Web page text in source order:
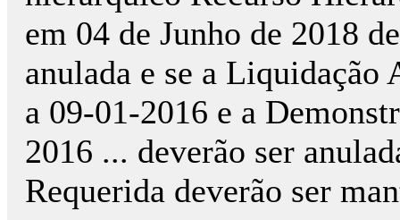
em 04 de Junho de 2018
anulada e se a
a 09-01-2016 e a
2016 ... deverão ser
Requerida deverão ser